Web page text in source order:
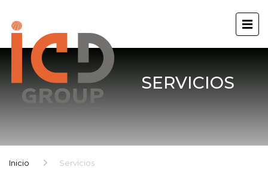
SERVICIOS
Inicio Servicios